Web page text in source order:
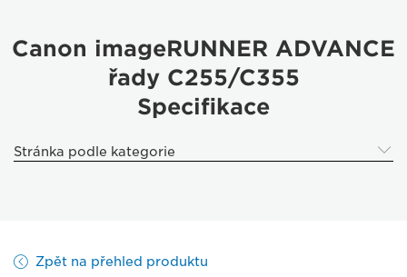
Výrobky pro firmy
Firemní tiskárny a faxová zařízení
Multifunkční tiskárny – multifunkční tiskárny
Canon imageRUNNER ADVANCE
řady C255/C355
Specifikace
Stránka podle kategorie
Zpět na přehled produktu